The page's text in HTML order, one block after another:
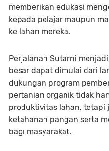
memberikan edukasi
kepada pelajar maupun
ke lahan mereka.
Perjalanan Sutarni
besar dapat dimulai dari
dukungan program
pertanian organik tidak
produktivitas lahan, tetapi
ketahanan pangan serta
bagi masyarakat.